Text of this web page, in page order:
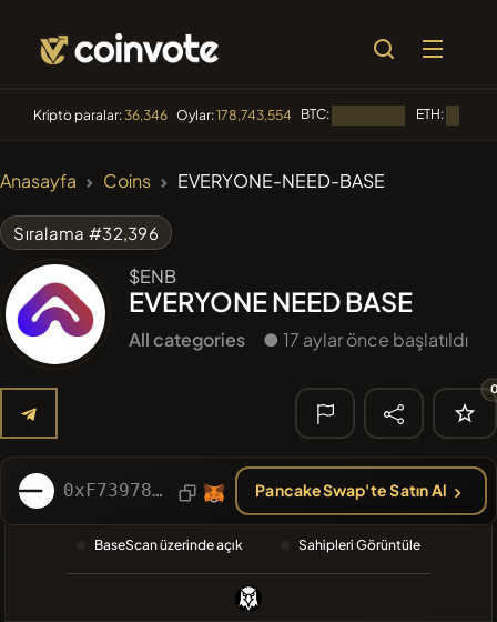
Kripto paralar:36,346 Oylar:178,743,554 BTC: ETH:
Boss cat BCT
#2299
#84
ATH ATH
#608
🔎 SON
ARAMA
❌Son
zamanlarda
eklenen
coin yok
Anasayfa Coins EVERYONE-NEED-BASE
Sıralama #32,396
$ENB
EVERYONE NEED BASE
All categories ● 17 aylar önce başlatıldı
0xF73978B3A7D1d4974abAE11f696c1b4408c027A0 PancakeSwap'te Satın Al
BaseScan üzerinde açık Sahipleri Görüntüle